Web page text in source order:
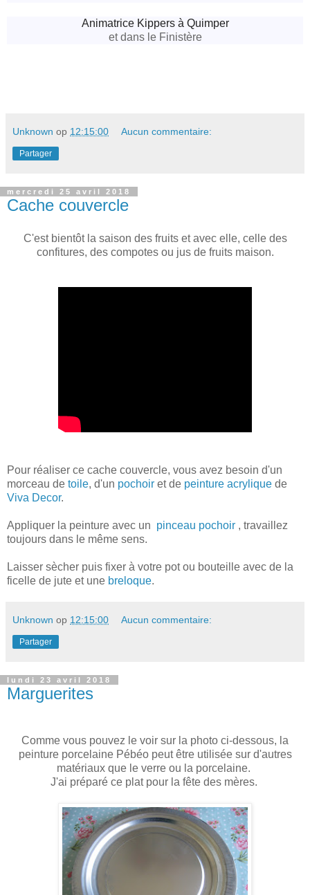
Animatrice Kippers à Quimper
et dans le Finistère
Unknown op 12:15:00 Aucun commentaire:
Partager
mercredi 25 avril 2018
Cache couvercle
C'est bientôt la saison des fruits et avec elle, celle des
confitures, des compotes ou jus de fruits maison.
Pour réaliser ce cache couvercle, vous avez besoin d'un
morceau de toile, d'un pochoir et de peinture acrylique de
Viva Decor.
Appliquer la peinture avec un pinceau pochoir , travaillez
toujours dans le même sens.
Laisser sècher puis fixer à votre pot ou bouteille avec de la
ficelle de jute et une breloque.
Unknown op 12:15:00 Aucun commentaire:
Partager
lundi 23 avril 2018
Marguerites
Comme vous pouvez le voir sur la photo ci-dessous, la
peinture porcelaine Pébéo peut être utilisée sur d'autres
matériaux que le verre ou la porcelaine.
J'ai préparé ce plat pour la fête des mères.